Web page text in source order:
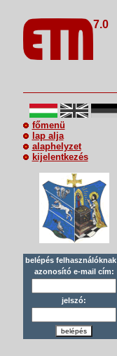
7.0
főmenü
lap alja
alaphelyzet
kijelentkezés
belépés felhasználóknak
azonosító e-mail cím:
jelszó:
belépés